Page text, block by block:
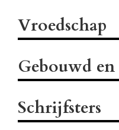
Vroedschap
Gebouwd
Schrijfsters